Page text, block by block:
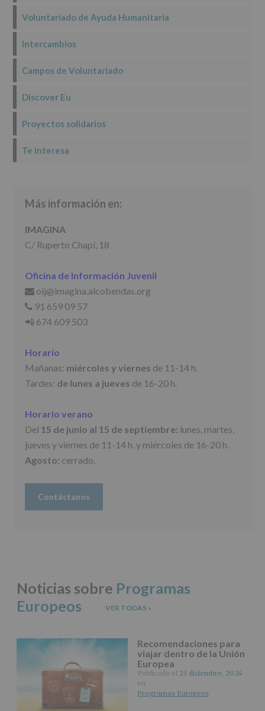
datos
personales
SOBRE
PROTECCIÓN
DATOS
EUROPEO
2016/679
27
Responsable:
DE
ALCOBENDAS.
Finalidad:
y
programas
para
jóvenes.
del
interesado
para
este
Destinatarios
No
cederán
datos
terceros,
salvo
obligación
legal.
como
derechos,
explica
información
adicional.
Información
adicional :
Voluntariado de Ayuda Humanitaria
Intercambios
Campos de Voluntariado
Discover Eu
Proyectos solidarios
Te interesa
Más información en:
IMAGINA
C/ Ruperto Chapí, 18
Oficina de Información Juvenil
📩
oij@imagina.alcobendas.org
📞
91 659 09 57
📲 674 609 503
Horario
Mañanas: miércoles y viernes de 11-14 h.
Tardes: de lunes a jueves de 16-20 h.
Horario verano
Del 15 de junio al 15 de septiembre: lunes, martes,
jueves y viernes de 11-14 h. y miércoles de 16-20 h.
Agosto: cerrado.
Contáctanos
Noticias sobre Programas
Europeos
VER TODAS »
Recomendaciones para
viajar dentro de la Unión
Europea
Publicado el 23 diciembre, 2024
en
Programas Europeos